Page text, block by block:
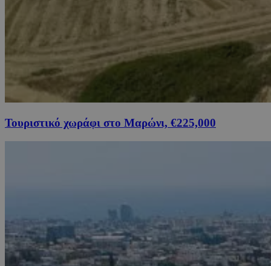
Τουριστικό χωράφι στο Μαρώνι, €225,000